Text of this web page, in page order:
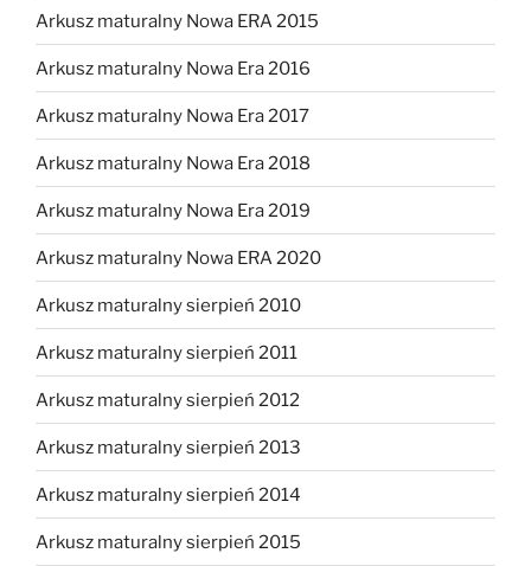
Arkusz maturalny Nowa ERA 2015
Arkusz maturalny Nowa Era 2016
Arkusz maturalny Nowa Era 2017
Arkusz maturalny Nowa Era 2018
Arkusz maturalny Nowa Era 2019
Arkusz maturalny Nowa ERA 2020
Arkusz maturalny sierpień 2010
Arkusz maturalny sierpień 2011
Arkusz maturalny sierpień 2012
Arkusz maturalny sierpień 2013
Arkusz maturalny sierpień 2014
Arkusz maturalny sierpień 2015